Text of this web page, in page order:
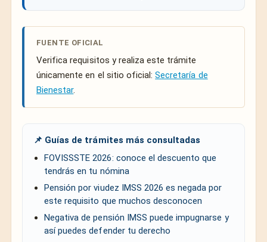
FUENTE OFICIAL
Verifica requisitos y realiza este trámite
únicamente en el sitio oficial:Secretaría de
Bienestar.
📌 Guías de trámites más consultadas
FOVISSSTE 2026: conoce el descuento que
tendrás en tu nómina
Pensión por viudez IMSS 2026 es negada por
este requisito que muchos desconocen
Negativa de pensión IMSS puede impugnarse y
así puedes defender tu derecho